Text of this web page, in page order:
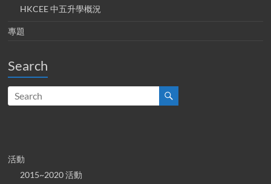
HKCEE 中五升學概況
專題
Search
活動
2015~2020 活動